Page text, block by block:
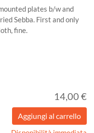
plates b/w and
Sebba. First and only
fine.
14,00 €